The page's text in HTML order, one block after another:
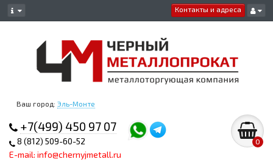
Контакты и адреса
Ваш город: Эль-Монте
+7(499) 450 97 07
8 (812) 509-60-52
E-mail: info@chernyjmetall.ru
0